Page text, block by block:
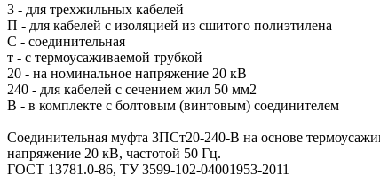
3 - для трехжильных кабелей
П - для кабелей с изоляцией из сшитого полиэтилена
С - соединительная
т - с термоусаживаемой трубкой
20 - на номинальное напряжение 20 кВ
240 - для кабелей с сечением жил 50 мм2
В - в комплекте с болтовым (винтовым) соединителем
Соединительная муфта 3ПСт20-240-В на основе
напряжение 20 кВ, частотой 50 Гц.
ГОСТ 13781.0-86, ТУ 3599-102-04001953-2011